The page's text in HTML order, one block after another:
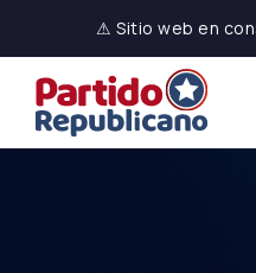
⚠ Sitio web en